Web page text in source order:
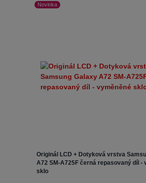
Novinka
Originál LCD + Dotyková vrstva
A72 SM-A725F černá repasovaný díl -
sklo